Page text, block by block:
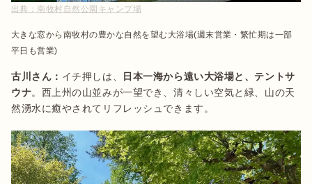
出典： 南牧村自然公園キャンプ場
大きな窓から南牧村の豊かな自然を望む大浴場(週末営業・繁忙期は一部
平日も営業)
古川さん： イチ押しは、
日本一海から遠い大浴場と、テントサ
ウナ。西上州の山並みが一望でき、清々しい空気と緑、山の天
然湧水に癒やされてリフレッシュできます。